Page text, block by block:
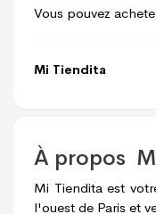
Vous pouvez
Mi Tiendita
À propos
Mi Tiendita est
l'ouest de Paris et